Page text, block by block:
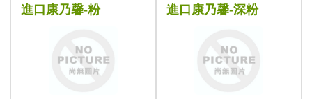
進口康乃馨-粉 進口康乃馨-深粉